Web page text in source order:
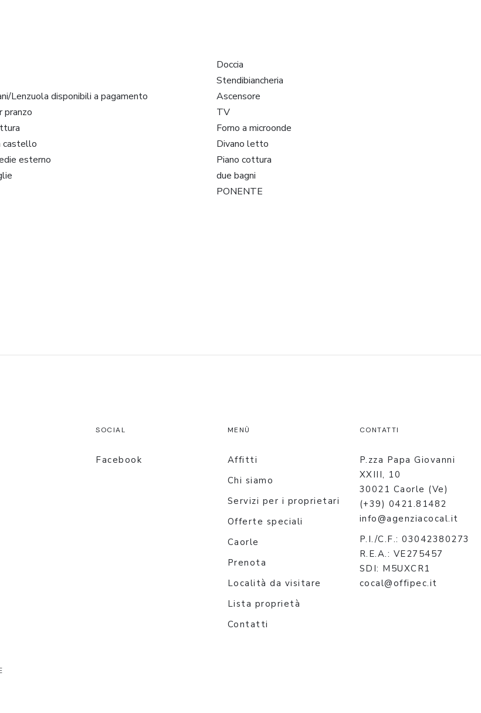
Doccia
Stendibiancheria
Lenzuola disponibili a pagamento
Ascensore
pranzo
TV
Forno a microonde
castello
Divano letto
esterno
Piano cottura
due bagni
PONENTE
SOCIAL
Facebook
MENÙ
Affitti
Chi siamo
Servizi per i proprietari
Offerte speciali
Caorle
Prenota
Località da visitare
Lista proprietà
Contatti
CONTATTI
P.zza Papa Giovanni
XXIII, 10
30021 Caorle (Ve)
(+39) 0421.81482
info@agenziacocal.it
P.I./C.F.: 03042380273
R.E.A.: VE275457
SDI: M5UXCR1
cocal@offipec.it